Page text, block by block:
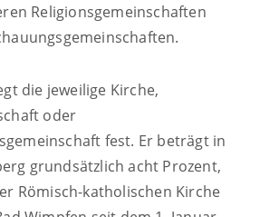
Religionsgemeinschaften
die jeweilige Kirche,
oder
fest. Er beträgt in
grundsätzlich acht Prozent,
Römisch-katholischen Kirche